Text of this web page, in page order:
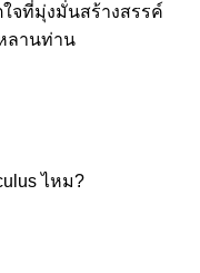
ใจที่มุ่งมั่นสร้างสรรค์
ลานท่าน
ไหม?